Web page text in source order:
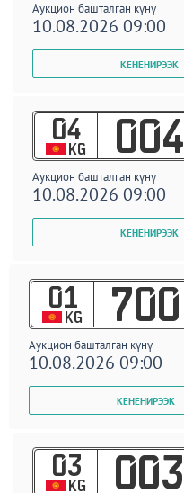
Аукцион башталган күнү
10.08.2026 09:00
04
KG 004
Аукцион башталган күнү
10.08.2026 09:00
01
KG 700
Аукцион башталган күнү
10.08.2026 09:00
03
KG 003